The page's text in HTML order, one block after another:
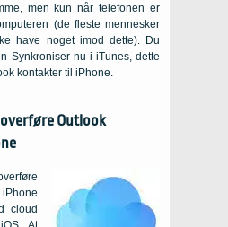
men kun når telefonen er
(de fleste mennesker
have noget imod dette). Du
Synkroniser nu i iTunes, dette
kontakter til iPhone.
Outlook
cloud